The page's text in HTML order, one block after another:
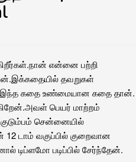
என்னை பற்றி
தவறுகள்
கதை உண்மையான கதை தான்.
பெயர் மாற்றம்
சென்னையில்
12 டாம் வகுப்பில் குறைவான
டிப்ளமோ படிப்பில் சேர்ந்தேன்.